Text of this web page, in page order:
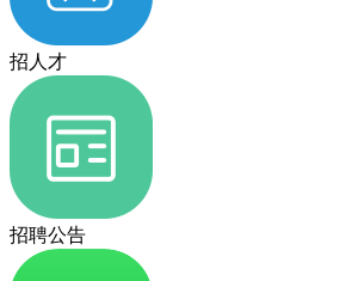
招人才
招聘公告